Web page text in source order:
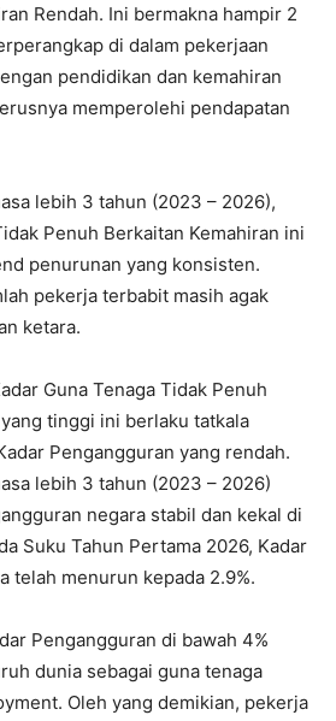
Rendah. Ini bermakna hampir 2
di dalam pekerjaan
pendidikan dan kemahiran
memperolehi pendapatan
lebih 3 tahun (2023 – 2026),
Penuh Berkaitan Kemahiran ini
penurunan yang konsisten.
pekerja terbabit masih agak
ketara.
Guna Tenaga Tidak Penuh
tinggi ini berlaku tatkala
Pengangguran yang rendah.
lebih 3 tahun (2023 – 2026)
negara stabil dan kekal di
Suku Tahun Pertama 2026, Kadar
telah menurun kepada 2.9%.
Pengangguran di bawah 4%
dunia sebagai guna tenaga
Oleh yang demikian, pekerja